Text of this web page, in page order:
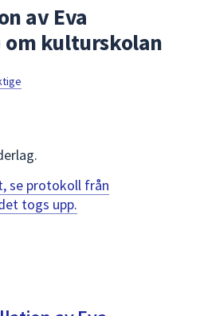
sökfältet
kommer
sökförslag
för
att
navigera
av Eva
om kulturskolan
se protokoll från
togs upp.